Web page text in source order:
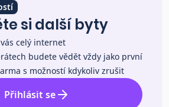
si další byty
celý internet
budete vědět vždy jako první
s možností kdykoliv zrušit
Přihlásit se